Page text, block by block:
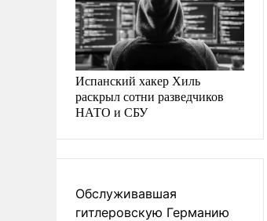
Испанский хакер Хиль
раскрыл сотни разведчиков
НАТО и СБУ
Обслуживавшая
гитлеровскую Германию